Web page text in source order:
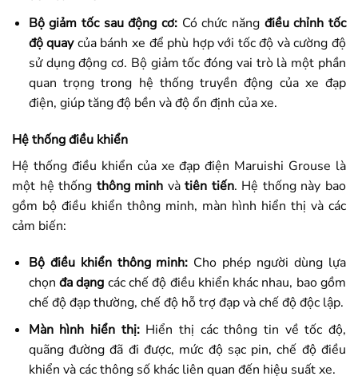
Bộ giảm tốc sau động cơ: Có chức năng điều chỉnh tốc
độ quaycủa bánh xe để phù hợp với tốc độ và cường độ
sử dụng động cơ. Bộ giảm tốc đóng vai trò là một phần
quan trọng trong hệ thống truyền động của xe đạp
điện, giúp tăng độ bền và độ ổn định của xe.
Hệ thống điều khiển
Hệ thống điều khiển của xe đạp điện Maruishi Grouse là
một hệ thống thông minh vàtiên tiến. Hệ thống này bao
gồm bộ điều khiển thông minh, màn hình hiển thị và các
cảm biến:
Bộ điều khiển thông minh: Cho phép người dùng lựa
chọnđa dạng các chế độ điều khiển khác nhau, bao gồm
chế độ đạp thường, chế độ hỗ trợ đạp và chế độ độc lập.
Màn hình hiển thị:Hiển thị các thông tin về tốc độ,
quãng đường đã đi được, mức độ sạc pin, chế độ điều
khiển và các thông số khác liên quan đến hiệu suất xe.